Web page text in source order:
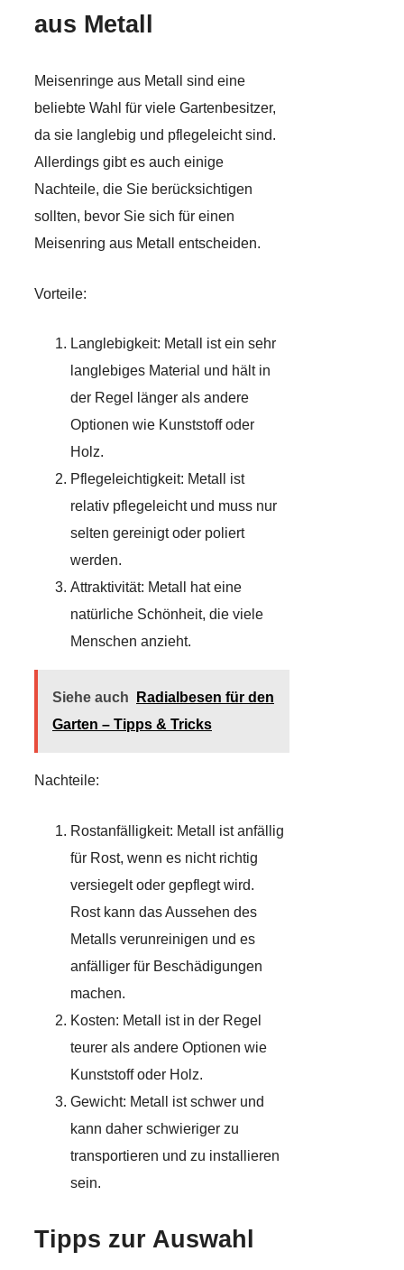
aus Metall
Meisenringe aus Metall sind eine
beliebte Wahl für viele Gartenbesitzer,
da sie langlebig und pflegeleicht sind.
Allerdings gibt es auch einige
Nachteile, die Sie berücksichtigen
sollten, bevor Sie sich für einen
Meisenring aus Metall entscheiden.
Vorteile:
Langlebigkeit: Metall ist ein sehr
langlebiges Material und hält in
der Regel länger als andere
Optionen wie Kunststoff oder
Holz.
Pflegeleichtigkeit: Metall ist
relativ pflegeleicht und muss nur
selten gereinigt oder poliert
werden.
Attraktivität: Metall hat eine
natürliche Schönheit, die viele
Menschen anzieht.
Siehe auch
Radialbesen für den
Garten – Tipps & Tricks
Nachteile:
Rostanfälligkeit: Metall ist anfällig
für Rost, wenn es nicht richtig
versiegelt oder gepflegt wird.
Rost kann das Aussehen des
Metalls verunreinigen und es
anfälliger für Beschädigungen
machen.
Kosten: Metall ist in der Regel
teurer als andere Optionen wie
Kunststoff oder Holz.
Gewicht: Metall ist schwer und
kann daher schwieriger zu
transportieren und zu installieren
sein.
Tipps zur Auswahl